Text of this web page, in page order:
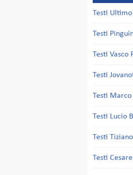
Testi Ultimo
Testi
Testi Vasco
Testi
Testi
Testi Lucio
Testi
Testi